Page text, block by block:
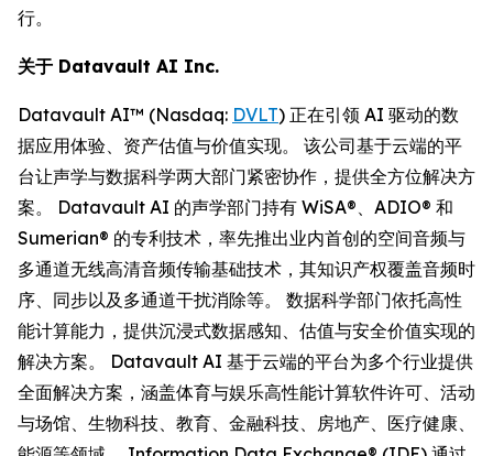
行。
关于 Datavault AI Inc.
Datavault AI™ (Nasdaq: DVLT) 正在引领 AI 驱动的数
据应用体验、资产估值与价值实现。 该公司基于云端的平
台让声学与数据科学两大部门紧密协作，提供全方位解决方
案。 Datavault AI 的声学部门持有 WiSA®、ADIO® 和
Sumerian® 的专利技术，率先推出业内首创的空间音频与
多通道无线高清音频传输基础技术，其知识产权覆盖音频时
序、同步以及多通道干扰消除等。 数据科学部门依托高性
能计算能力，提供沉浸式数据感知、估值与安全价值实现的
解决方案。 Datavault AI 基于云端的平台为多个行业提供
全面解决方案，涵盖体育与娱乐高性能计算软件许可、活动
与场馆、生物科技、教育、金融科技、房地产、医疗健康、